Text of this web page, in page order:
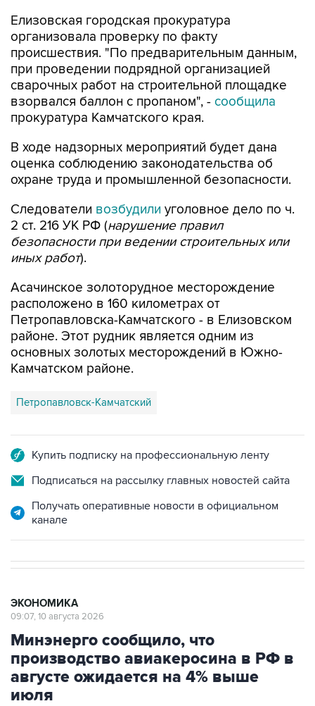
Елизовская городская прокуратура
организовала проверку по факту
происшествия. "По предварительным данным,
при проведении подрядной организацией
сварочных работ на строительной площадке
взорвался баллон с пропаном", - сообщила
прокуратура Камчатского края.
В ходе надзорных мероприятий будет дана
оценка соблюдению законодательства об
охране труда и промышленной безопасности.
Следователи возбудили уголовное дело по ч.
2 ст. 216 УК РФ (нарушение правил
безопасности при ведении строительных или
иных работ).
Асачинское золоторудное месторождение
расположено в 160 километрах от
Петропавловска-Камчатского - в Елизовском
районе. Этот рудник является одним из
основных золотых месторождений в Южно-
Камчатском районе.
Петропавловск-Камчатский
Купить подписку на профессиональную ленту
Подписаться на рассылку главных новостей сайта
Получать оперативные новости в официальном
канале
ЭКОНОМИКА
09:07, 10 августа 2026
Минэнерго сообщило, что
производство авиакеросина в РФ в
августе ожидается на 4% выше
июля